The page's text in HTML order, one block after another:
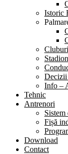
Istoric
Info –
Tehnic
Antrenori
Sistem
Fișă
Download
Contact